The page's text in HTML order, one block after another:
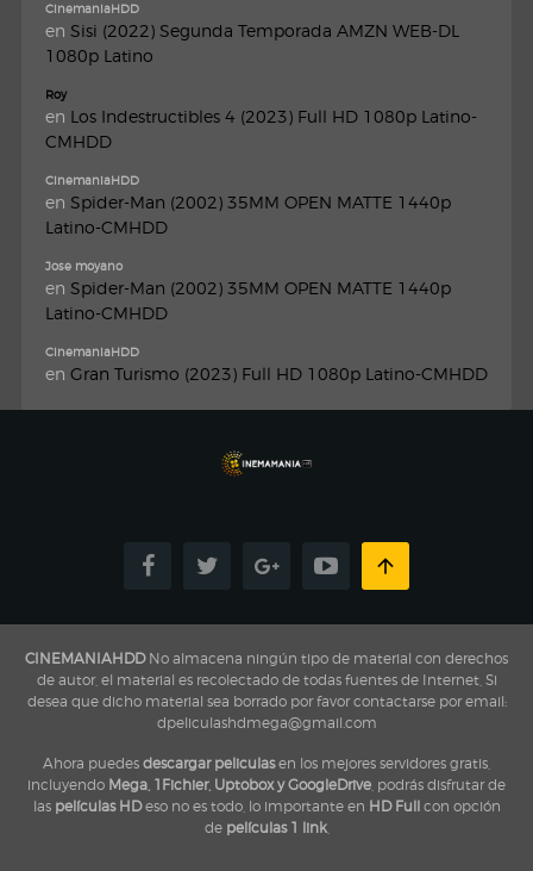
CinemaniaHDD
en Sisi (2022) Segunda Temporada AMZN WEB-DL
1080p Latino
Roy
en Los Indestructibles 4 (2023) Full HD 1080p Latino-
CMHDD
CinemaniaHDD
en Spider-Man (2002) 35MM OPEN MATTE 1440p
Latino-CMHDD
Jose moyano
en Spider-Man (2002) 35MM OPEN MATTE 1440p
Latino-CMHDD
CinemaniaHDD
en Gran Turismo (2023) Full HD 1080p Latino-CMHDD
CINEMANIAHDDNo almacena ningún tipo de material con derechos
de autor, el material es recolectado de todas fuentes de Internet, Si
desea que dicho material sea borrado por favor contactarse por email:
dpeliculashdmega@gmail.com
Ahora puedes descargar peliculasen los mejores servidores gratis,
incluyendo Mega, 1Fichier, Uptobox y GoogleDrive , podrás disfrutar de
las películas HDeso no es todo, lo importante en HD Fullcon opción
de películas 1 link,